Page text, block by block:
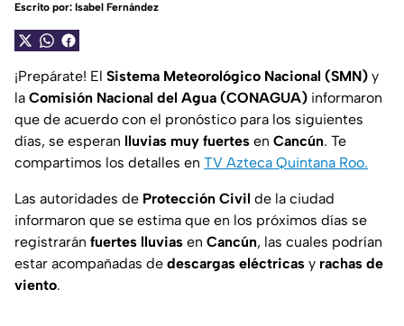
Escrito por: Isabel Fernández
¡Prepárate! El Sistema Meteorológico Nacional (SMN) y
la Comisión Nacional del Agua (CONAGUA) informaron
que de acuerdo con el pronóstico para los siguientes
días, se esperan lluvias muy fuertes en Cancún. Te
compartimos los detalles en TV Azteca Quintana Roo.
Las autoridades de Protección Civil de la ciudad
informaron que se estima que en los próximos días se
registrarán fuertes lluvias en Cancún, las cuales podrían
estar acompañadas de descargas eléctricas y rachas de
viento.